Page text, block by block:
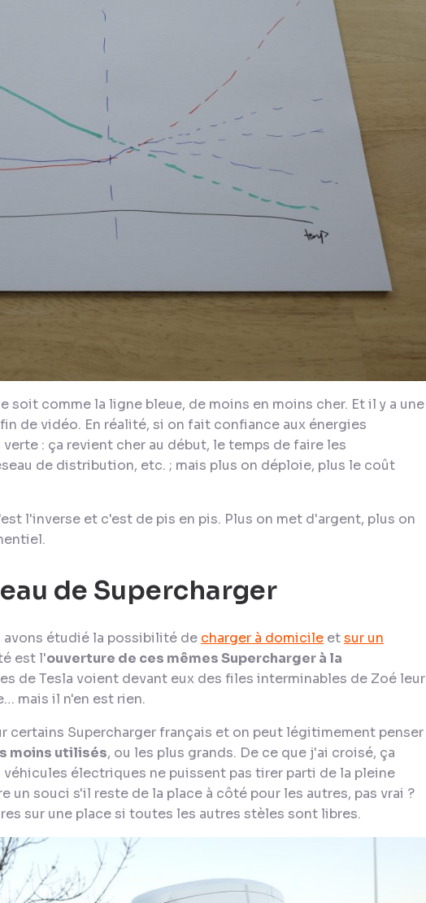
comme la ligne bleue, de moins en moins cher. Et il y a une
de vidéo. En réalité, si on fait confiance aux énergies
: ça revient cher au début, le temps de faire les
de distribution, etc. ; mais plus on déploie, plus le coût
l'inverse et c'est de pis en pis. Plus on met d'argent, plus on
de Supercharger
avons étudié la possibilité de charger à domicile etsur un
est l'ouverture de ces mêmes Supercharger à la
de Tesla voient devant eux des files interminables de Zoé leur
mais il n'en est rien.
certains Supercharger français et on peut légitimement penser
moins utilisés, ou les plus grands. De ce que j'ai croisé, ça
électriques ne puissent pas tirer parti de la pleine
un souci s'il reste de la place à côté pour les autres, pas vrai ?
sur une place si toutes les autres stèles sont libres.